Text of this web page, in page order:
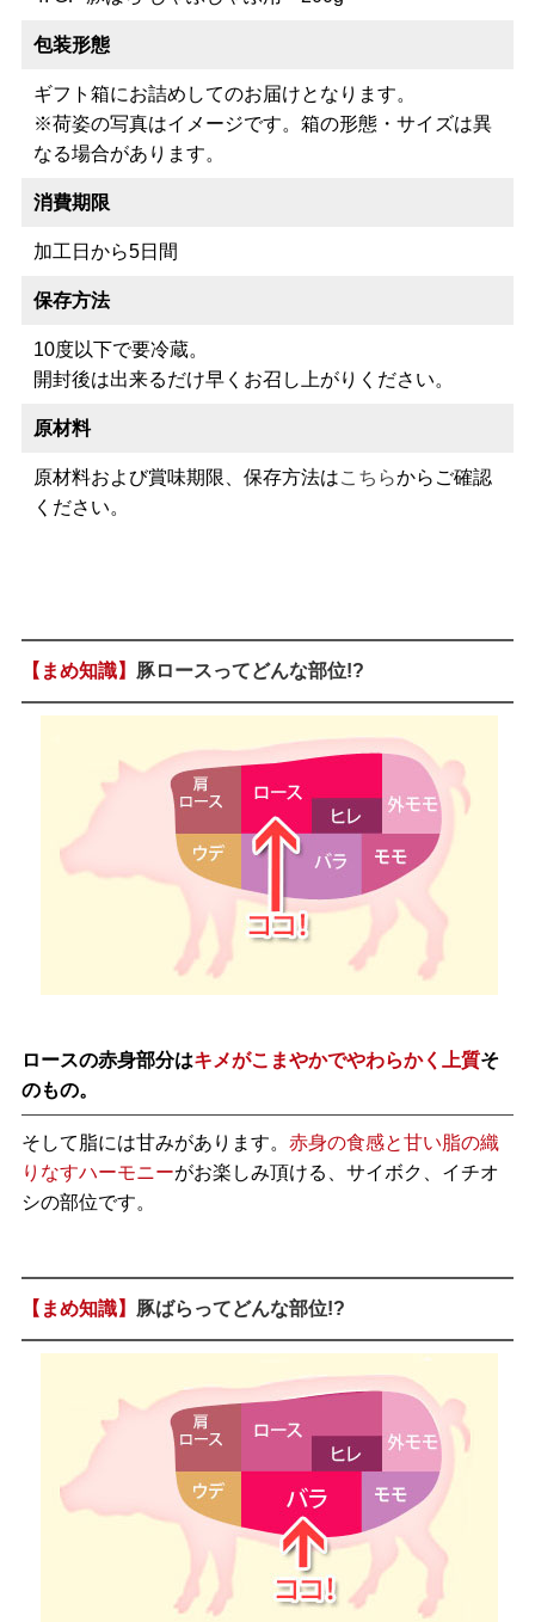
包装形態
ギフト箱にお詰めしてのお届けとなります。
※荷姿の写真はイメージです。箱の形態・サイズは異
なる場合があります。
消費期限
加工日から5日間
保存方法
10度以下で要冷蔵。
開封後は出来るだけ早くお召し上がりください。
原材料
原材料および賞味期限、保存方法はこちらからご確認
ください。
【まめ知識】 豚ロースってどんな部位!?
ロースの赤身部分はキメがこまやかでやわらかく上質そ
のもの。
そして脂には甘みがあります。 赤身の食感と甘い脂の織
りなすハーモニーがお楽しみ頂ける、サイボク、イチオ
シの部位です。
【まめ知識】 豚ばらってどんな部位!?